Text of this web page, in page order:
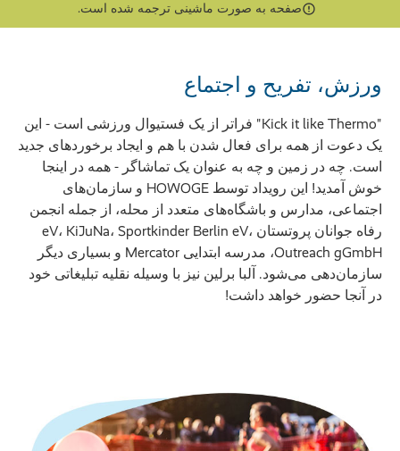
صفحه به صورت ماشینی ترجمه شده است.
ورزش، تفریح و اجتماع
"Kick it like Thermo" فراتر از یک فستیوال ورزشی است - این
یک دعوت از همه برای فعال شدن با هم و ایجاد برخوردهای جدید
است. چه در زمین و چه به عنوان یک تماشاگر - همه در اینجا
خوش آمدید! این رویداد توسط HOWOGE و سازمان‌های
اجتماعی، مدارس و باشگاه‌های متعدد از محله، از جمله انجمن
رفاه جوانان پروتستان eV، KiJuNa، Sportkinder Berlin eV،
Outreach gGmbH، مدرسه ابتدایی Mercator و بسیاری دیگر
سازمان‌دهی می‌شود. آلبا برلین نیز با وسیله نقلیه تبلیغاتی خود
در آنجا حضور خواهد داشت!